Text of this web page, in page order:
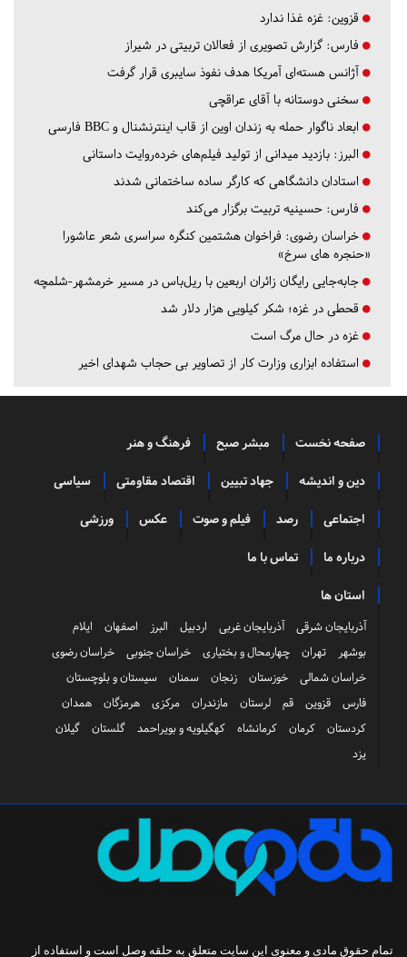
قزوین: غزه غذا ندارد
فارس: گزارش تصویری از فعالان تربیتی در شیراز
آژانس هسته‌ای آمریکا هدف نفوذ سایبری قرار گرفت
سخنی دوستانه با آقای عراقچی
ابعاد ناگوار حمله به زندان اوین از قاب اینترنشنال و BBC فارسی
البرز: بازدید میدانی از تولید فیلم‌های خرده‌روایت داستانی
استادان دانشگاهی که کارگر ساده ساختمانی شدند
فارس: حسینیه تربیت برگزار می‌کند
خراسان رضوی: فراخوان هشتمین کنگره سراسری شعر عاشورا
«حنجره های سرخ»
جابه‌جایی رایگان زائران اربعین با ریل‌باس در مسیر خرمشهر-شلمچه
قحطی در غزه؛ شکر کیلویی هزار دلار شد
غزه در حال مرگ است
استفاده ابزاری وزارت کار از تصاویر بی حجاب شهدای اخیر
صفحه نخست مبشر صبح فرهنگ و هنر
دین و اندیشه جهاد تبیین اقتصاد مقاومتی سیاسی
اجتماعی رصد فیلم و صوت عکس ورزشی
درباره ما تماس با ما
استان ها
آذربایجان شرقی آذربایجان غربی اردبیل البرز اصفهان
ایلام
بوشهر
تهران چهارمحال و بختیاری خراسان جنوبی
خراسان رضوی
خراسان شمالی
خوزستان زنجان سمنان
سیستان و بلوچستان
فارس
قزوین قم لرستان مازندران مرکزی هرمزگان
همدان
کردستان
کرمان کرمانشاه کهگیلویه و بویراحمد گلستان
گیلان
یزد
تمام حقوق مادی و معنوی این سایت متعلق به حلقه وصل است و استفاده از